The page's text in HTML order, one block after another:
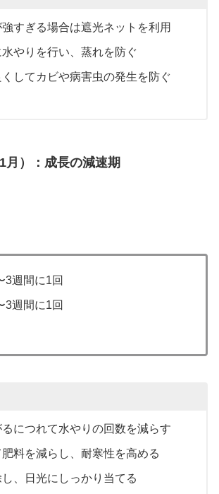
すぎる場合は遮光ネットを利用
やりを行い、蒸れを防ぐ
してカビや病害虫の発生を防ぐ
月）：成長の減速期
3週間に1回
3週間に1回
につれて水やりの回数を減らす
料を減らし、耐寒性を高める
、日光にしっかり当てる